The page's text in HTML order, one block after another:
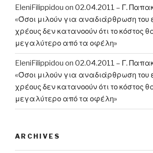
EleniFilippidou on 02.04.2011 – Γ.
«Όσοι μιλούν για αναδιάρθρωση του
χρέους δεν κατανοούν ότι το κόστος
μεγαλύτερο από τα οφέλη»
EleniFilippidou on 02.04.2011 – Γ.
«Όσοι μιλούν για αναδιάρθρωση του
χρέους δεν κατανοούν ότι το κόστος
μεγαλύτερο από τα οφέλη»
ARCHIVES